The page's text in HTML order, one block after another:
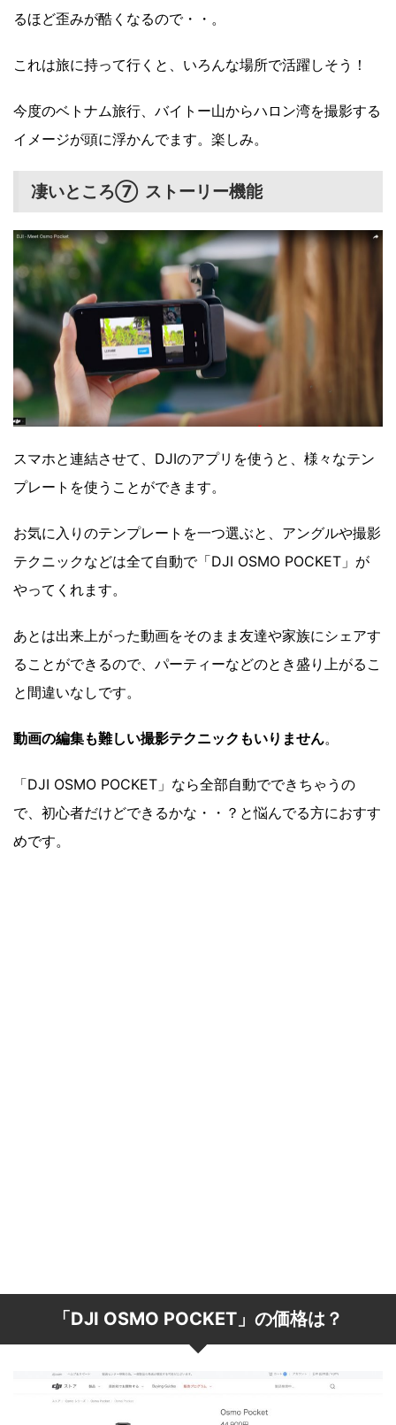
るほど歪みが酷くなるので・・。
これは旅に持って行くと、いろんな場所で活躍しそう！
今度のベトナム旅行、バイトー山からハロン湾を撮影する
イメージが頭に浮かんでます。楽しみ。
凄いところ⑦ ストーリー機能
スマホと連結させて、DJIのアプリを使うと、様々なテン
プレートを使うことができます。
お気に入りのテンプレートを一つ選ぶと、アングルや撮影
テクニックなどは全て自動で「DJI OSMO POCKET」が
やってくれます。
あとは出来上がった動画をそのまま友達や家族にシェアす
ることができるので、パーティーなどのとき盛り上がるこ
と間違いなしです。
動画の編集も難しい撮影テクニックもいりません。
「DJI OSMO POCKET」なら全部自動でできちゃうの
で、初心者だけどできるかな・・？と悩んでる方におすす
めです。
「DJI OSMO POCKET」の価格は？